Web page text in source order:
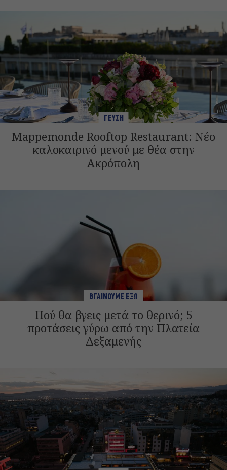
ΓΕΥΣΗ
Mappemonde Rooftop Restaurant: Νέο
καλοκαιρινό μενού με θέα στην
Ακρόπολη
ΒΓΑΙΝΟΥΜΕ ΕΞΩ
Πού θα βγεις μετά το θερινό; 5
προτάσεις γύρω από την Πλατεία
Δεξαμενής